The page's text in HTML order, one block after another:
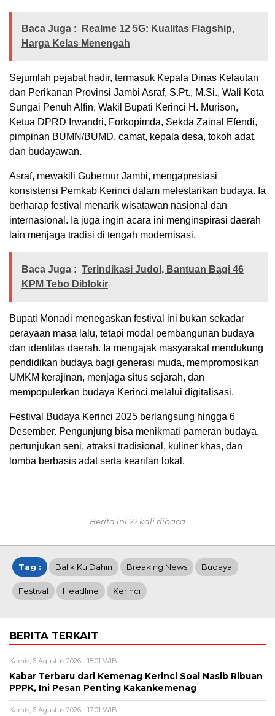
Baca Juga :
Realme 12 5G: Kualitas Flagship,
Harga Kelas Menengah
Sejumlah pejabat hadir, termasuk Kepala Dinas Kelautan
dan Perikanan Provinsi Jambi Asraf, S.Pt., M.Si., Wali Kota
Sungai Penuh Alfin, Wakil Bupati Kerinci H. Murison,
Ketua DPRD Irwandri, Forkopimda, Sekda Zainal Efendi,
pimpinan BUMN/BUMD, camat, kepala desa, tokoh adat,
dan budayawan.
Asraf, mewakili Gubernur Jambi, mengapresiasi
konsistensi Pemkab Kerinci dalam melestarikan budaya. Ia
berharap festival menarik wisatawan nasional dan
internasional. Ia juga ingin acara ini menginspirasi daerah
lain menjaga tradisi di tengah modernisasi.
Baca Juga : Terindikasi Judol, Bantuan Bagi 46
KPM Tebo Diblokir
Bupati Monadi menegaskan festival ini bukan sekadar
perayaan masa lalu, tetapi modal pembangunan budaya
dan identitas daerah. Ia mengajak masyarakat mendukung
pendidikan budaya bagi generasi muda, mempromosikan
UMKM kerajinan, menjaga situs sejarah, dan
mempopulerkan budaya Kerinci melalui digitalisasi.
Festival Budaya Kerinci 2025 berlangsung hingga 6
Desember. Pengunjung bisa menikmati pameran budaya,
pertunjukan seni, atraksi tradisional, kuliner khas, dan
lomba berbasis adat serta kearifan lokal.
Berita ini 22 kali dibaca
Tag : Balik Ku Dahin Breaking News Budaya
Festival Headline Kerinci
BERITA TERKAIT
Kamis, 6 Agustus 2026 - 18:01 WIB
Kabar Terbaru dari Kemenag Kerinci Soal Nasib Ribuan
PPPK, Ini Pesan Penting Kakankemenag
Kamis, 6 Agustus 2026 - 17:01 WIB